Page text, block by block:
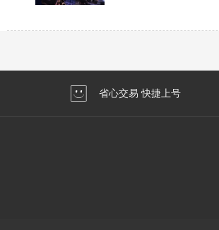
省心交易 快捷上号